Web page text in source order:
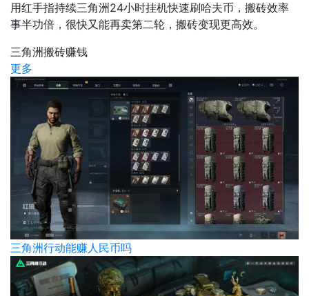
用红手指持续三角洲24小时挂机快速刷哈夫币，搬砖效率
事半功倍，很快又能再卖第二轮，搬砖变现更高效。​
三角洲搬砖赚钱
更多
三角洲行动能赚人民币吗